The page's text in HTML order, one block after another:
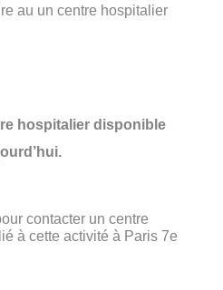
au un centre hospitalier
hospitalier disponible
contacter un centre
à cette activité à Paris 7e